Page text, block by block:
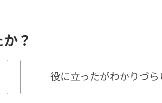
？
役に立ったがわかりづら